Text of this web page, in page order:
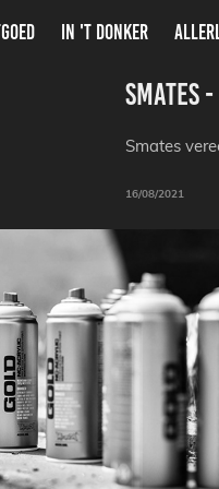
IN 'T DONKER
Smates
Smates
16/08/2021